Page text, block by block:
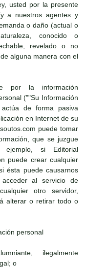
usted por la presente
a nuestros agentes y
o daño (actual o
conocido o
revelado o no
alguna manera con el
por la información
(""Su Información
actúa de forma pasiva
en Internet de su
puede tomar
que se juzgue
si Editorial
puede crear cualquier
ésta puede causarnos
al servicio de
otro servidor,
alterar o retirar todo o
personal
ilegalmente
o